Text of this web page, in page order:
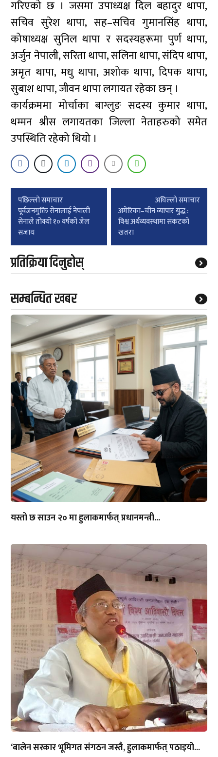
गरिएको छ । जसमा उपाध्यक्ष दिल बहादुर थापा,
सचिव सुरेश थापा, सह–सचिव गुमानसिंह थापा,
कोषाध्यक्ष सुनिल थापा र सदस्यहरूमा पुर्ण थापा,
अर्जुन नेपाली, सरिता थापा, सलिना थापा, संदिप थापा,
अमृत थापा, मधु थापा, अशोक थापा, दिपक थापा,
सुबाश थापा, जीवन थापा लगायत रहेका छन् ।
कार्यक्रममा मोर्चाका बाग्लुङ सदस्य कुमार थापा,
थम्मन श्रीस लगायतका जिल्ला नेताहरुको समेत
उपस्थिति रहेको थियो ।
Post
navigation
पछिल्लाे समाचार
पूर्वजनमुक्ति सेनालाई नेपाली
सेनाले तोक्यो १० वर्षको जेल
सजाय
अघिल्लाे समाचार
अमेरिका–चीन व्यापार युद्ध :
विश्व अर्थव्यवस्थामा संकटको
खतरा
प्रतिक्रिया दिनुहोस्
सम्बन्धित खबर
यस्तो छ साउन २० मा हुलाकमार्फत् प्रधानमन्त्री...
‘बालेन सरकार भूमिगत संगठन जस्तै, हुलाकमार्फत् पठाइयो...